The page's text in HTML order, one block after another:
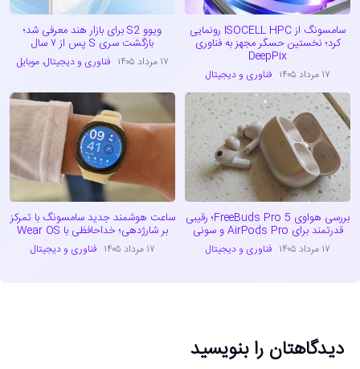
سامسونگ از ISOCELL HPC رونمایی
کرد؛ نخستین حسگر مجهز به فناوری
DeepPix
۱۷ مرداد ۱۴۰۵ فناوری و دیجیتال
ویوو S2 برای بازار هند معرفی شد؛
بازگشت سری S پس از ۷ سال
۱۷ مرداد ۱۴۰۵ فناوری و دیجیتال،موبایل
بررسی هواوی FreeBuds Pro 5؛ رقیبی
قدرتمند برای AirPods Pro و سونی
۱۷ مرداد ۱۴۰۵ فناوری و دیجیتال
ساعت هوشمند جدید سامسونگ با تمرکز
بر شارژدهی؛ خداحافظی با Wear OS
۱۷ مرداد ۱۴۰۵ فناوری و دیجیتال
دیدگاهتان را بنویسید